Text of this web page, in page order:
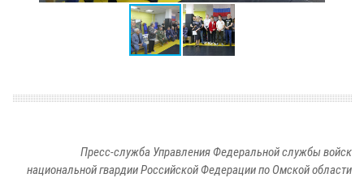
Пресс-служба Управления Федеральной службы войск
национальной гвардии Российской Федерации по Омской области